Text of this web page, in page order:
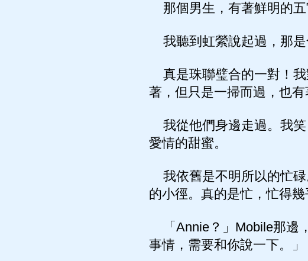
那個男生，有著鮮明的五
我聽到虹縈說起過，那是
真是珠聯璧合的一對！我
著，但只是一掃而過，也有
我從他們身邊走過。我笑
愛情的甜蜜。
我依舊是不明所以的忙碌
的小徑。真的是忙，忙得幾
「Annie？」Mobile那邊
事情，需要和你說一下。」